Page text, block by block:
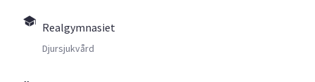
Realgymnasiet
Djursjukvård